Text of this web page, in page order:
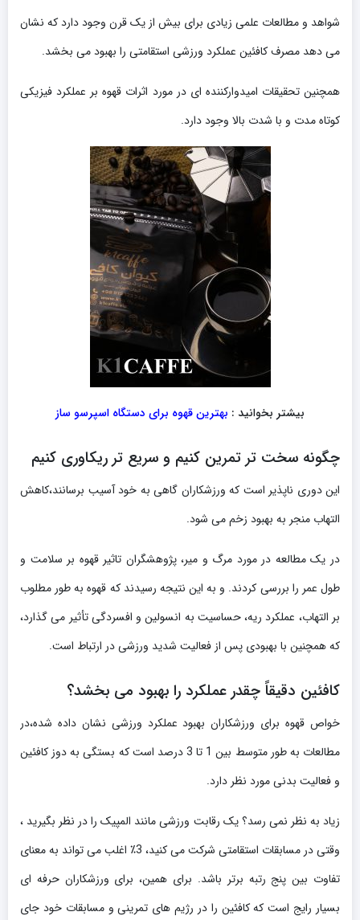
شواهد و مطالعات علمی زیادی برای بیش از یک قرن وجود دارد که نشان
می دهد مصرف کافئین عملکرد ورزشی استقامتی را بهبود می بخشد.
همچنین تحقیقات امیدوارکننده ای در مورد اثرات قهوه بر عملکرد فیزیکی
کوتاه مدت و با شدت بالا وجود دارد.
بیشتر بخوانید : بهترین قهوه برای دستگاه اسپرسو ساز
چگونه سخت تر تمرین کنیم و سریع تر ریکاوری کنیم
این دوری ناپذیر است که ورزشکاران گاهی به خود آسیب برسانند،کاهش
التهاب منجر به بهبود زخم می شود.
در یک مطالعه در مورد مرگ و میر، پژوهشگران تاثیر قهوه بر سلامت و
طول عمر را بررسی کردند. و به این نتیجه رسیدند که قهوه به طور مطلوب
بر التهاب، عملکرد ریه، حساسیت به انسولین و افسردگی تأثیر می گذارد،
که همچنین با بهبودی پس از فعالیت شدید ورزشی در ارتباط است.
کافئین دقیقاً چقدر عملکرد را بهبود می بخشد؟
خواص قهوه برای ورزشکاران بهبود عملکرد ورزشی نشان داده شده،در
مطالعات به طور متوسط بین 1 تا 3 درصد است که بستگی به دوز کافئین
و فعالیت بدنی مورد نظر دارد.
زیاد به نظر نمی رسد؟ یک رقابت ورزشی مانند المپیک را در نظر بگیرید ،
وقتی در مسابقات استقامتی شرکت می کنید، 3٪ اغلب می تواند به معنای
تفاوت بین پنج رتبه برتر باشد. برای همین، برای ورزشکاران حرفه ای
بسیار رایج است که کافئین را در رژیم های تمرینی و مسابقات خود جای